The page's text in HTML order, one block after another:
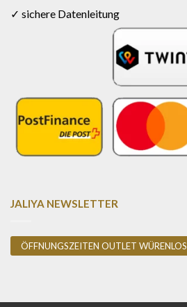
✓ sichere Datenleitung
JALIYA NEWSLETTER
ÖFFNUNGSZEITEN OUTLET WÜRENLOS